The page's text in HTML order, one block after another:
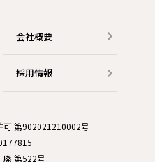
会社概要
採用情報
可 第902021210002号
廃 第522号